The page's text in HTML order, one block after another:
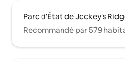
Parc d'État de Jockey's
Recommandé par 579